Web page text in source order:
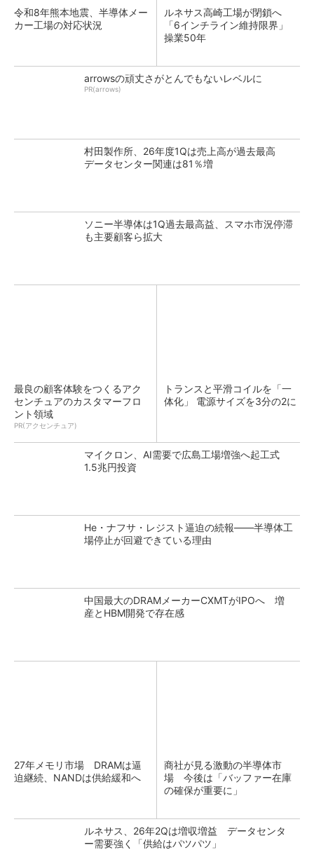
令和8年熊本地震、半導体メー
カー工場の対応状況
ルネサス高崎工場が閉鎖へ
「6インチライン維持限界」
操業50年
arrowsの頑丈さがとんでもないレベルに
PR(arrows)
村田製作所、26年度1Qは売上高が過去最高
データセンター関連は81％増
ソニー半導体は1Q過去最高益、スマホ市況停滞
も主要顧客ら拡大
最良の顧客体験をつくるアク
センチュアのカスタマーフロ
ント領域
PR(アクセンチュア)
トランスと平滑コイルを「一
体化」 電源サイズを3分の2に
マイクロン、AI需要で広島工場増強へ起工式
1.5兆円投資
He・ナフサ・レジスト逼迫の続報――半導体工
場停止が回避できている理由
中国最大のDRAMメーカーCXMTがIPOへ 増
産とHBM開発で存在感
27年メモリ市場 DRAMは逼
迫継続、NANDは供給緩和へ
商社が見る激動の半導体市
場 今後は「バッファー在庫
の確保が重要に」
ルネサス、26年2Qは増収増益 データセンタ
ー需要強く「供給はパツパツ」